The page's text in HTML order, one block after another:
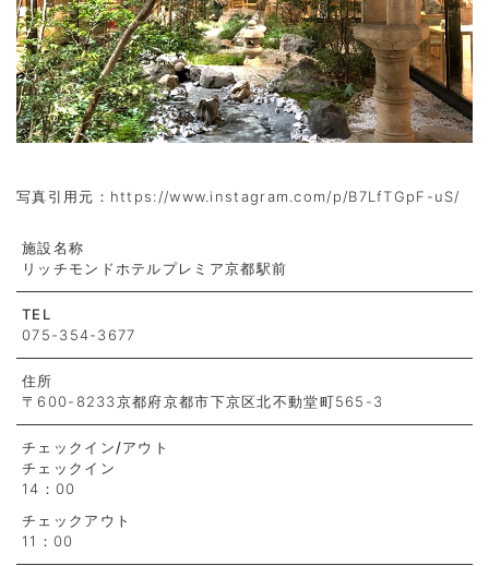
写真引用元：https://www.instagram.com/p/B7LfTGpF-uS/
施設名称
リッチモンドホテルプレミア京都駅前
TEL
075-354-3677
住所
〒600-8233京都府京都市下京区北不動堂町565-3
チェックイン/アウト
チェックイン
14：00
チェックアウト
11：00